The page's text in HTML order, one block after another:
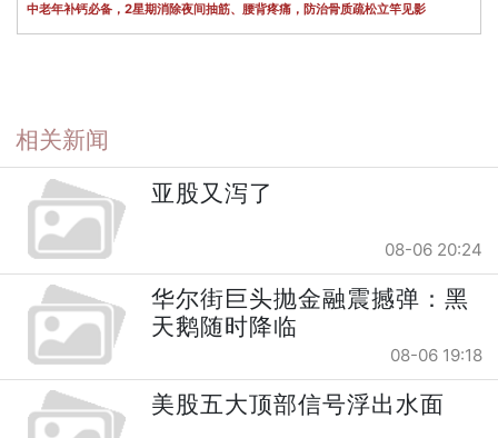
中老年补钙必备，2星期消除夜间抽筋、腰背疼痛，防治骨质疏松立竿见影
相关新闻
亚股又泻了
08-06 20:24
华尔街巨头抛金融震撼弹：黑
天鹅随时降临
08-06 19:18
美股五大顶部信号浮出水面